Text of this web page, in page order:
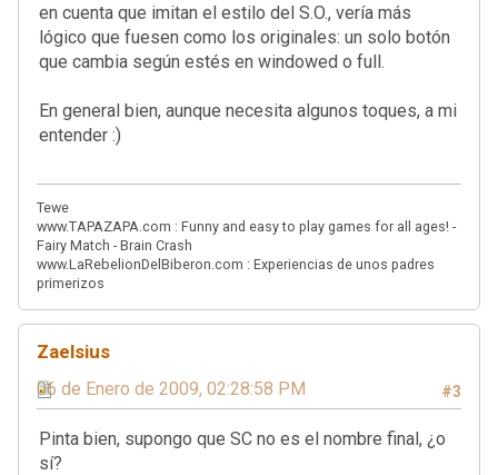
en cuenta que imitan el estilo del S.O., vería más
lógico que fuesen como los originales: un solo botón
que cambia según estés en windowed o full.
En general bien, aunque necesita algunos toques, a mi
entender :)
Tewe
www.TAPAZAPA.com : Funny and easy to play games for all ages! -
Fairy Match - Brain Crash
www.LaRebelionDelBiberon.com : Experiencias de unos padres
primerizos
Zaelsius
#3
06 de Enero de 2009, 02:28:58 PM
Pinta bien, supongo que SC no es el nombre final, ¿o
sí?